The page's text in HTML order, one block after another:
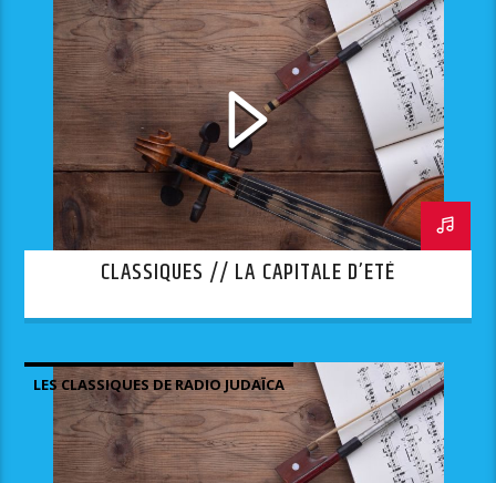
CLASSIQUES // LA CAPITALE D’ETÉ
LES CLASSIQUES DE RADIO JUDAÏCA